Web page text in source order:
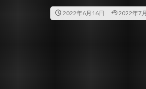
2022年6月16日 2022年7